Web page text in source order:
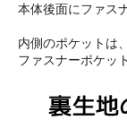
本体後面にファス
内側のポケットは
ファスナーポケッ